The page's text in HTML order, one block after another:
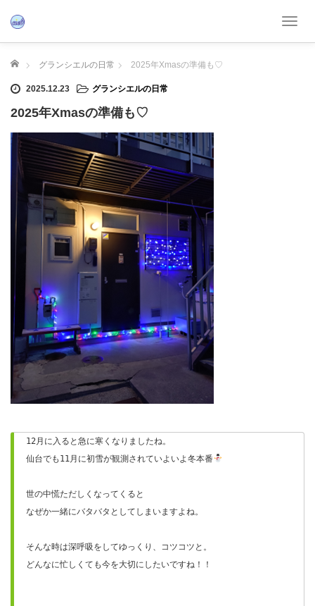
T
ホーム グランシエルの日常 2025年Xmasの準備も♡
2025.12.23 グランシエルの日常
2025年Xmasの準備も♡
12月に入ると急に寒くなりましたね。
仙台でも11月に初雪が観測されていよいよ冬本番
世の中慌ただしくなってくると
なぜか一緒にバタバタとしてしまいますよね。
そんな時は深呼吸をしてゆっくり、コツコツと。
どんなに忙しくても今を大切にしたいですね！！